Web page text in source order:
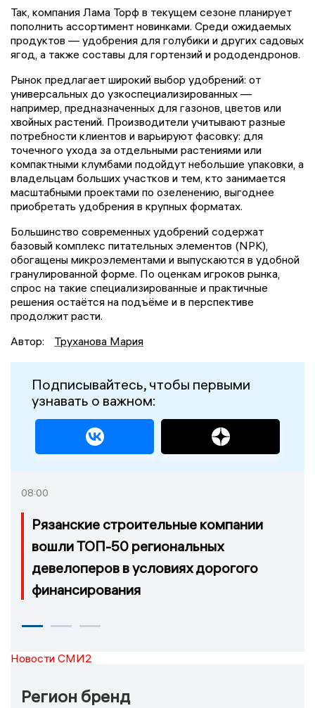
Так, компания Лама Торф в текущем сезоне планирует
пополнить ассортимент новинками. Среди ожидаемых
продуктов — удобрения для голубики и других садовых
ягод, а также составы для гортензий и рододендронов.
Рынок предлагает широкий выбор удобрений: от
универсальных до узкоспециализированных —
например, предназначенных для газонов, цветов или
хвойных растений. Производители учитывают разные
потребности клиентов и варьируют фасовку: для
точечного ухода за отдельными растениями или
компактными клумбами подойдут небольшие упаковки, а
владельцам больших участков и тем, кто занимается
масштабными проектами по озеленению, выгоднее
приобретать удобрения в крупных форматах.
Большинство современных удобрений содержат
базовый комплекс питательных элементов (NPK),
обогащены микроэлементами и выпускаются в удобной
гранулированной форме. По оценкам игроков рынка,
спрос на такие специализированные и практичные
решения остаётся на подъёме и в перспективе
продолжит расти.
Автор:
Труханова Мария
Подписывайтесь, чтобы первыми
узнавать о важном:
08:00
Рязанские строительные компании
вошли ТОП-50 региональных
девелоперов в условиях дорогого
финансирования
Новости СМИ2
Регион бренд